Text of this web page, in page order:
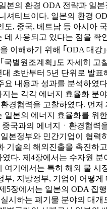
본의 환경 ODA 전략과 일본
셔티브이다. 일본의 환경
도, 중국, 베트남 등 아시아
데 사용되고 있다는 점을 확
이해하기 위해 ｢ODA 대강｣
국별원조계획｣도 자세히 고
대 초반부터 5년 단위로 발표
요 내용과 성과를 분석하였
는 각각 에너지 효율화 분
경협력을 고찰하였다. 먼저
일본의 에너지 효율화를 위
국과의 에너지ㆍ환경협력
본정부와 민간기업이 협력
기술의 해외진출을 촉진하
다. 제4장에서는 수자원 분
여기에서는 특히 해외 물 시
부, 지방정부, 기업이 어떻게
5장에서는 일본의 ODA 집
시하는 폐기물 분야의 대개